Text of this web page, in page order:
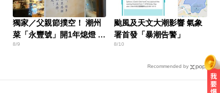
獨家／父親節撲空！ 潮州
菜「永豐號」開1年熄燈 疑
油煙問題
8/9
颱風及天文大潮影響 氣象
署首發「暴潮告警」
8/10
Recommended by